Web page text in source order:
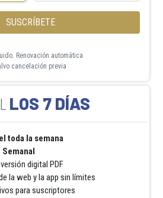
SUSCRÍBETE
Renovación automática
cancelación previa
LOS 7 DÍAS
toda la semana
Semanal
digital PDF
la web y la app sin límites
para suscriptores